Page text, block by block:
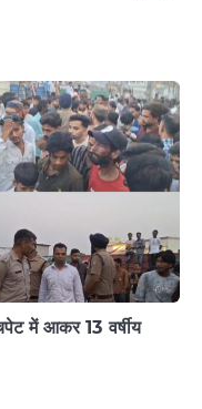
में आकर 13 वर्षीय